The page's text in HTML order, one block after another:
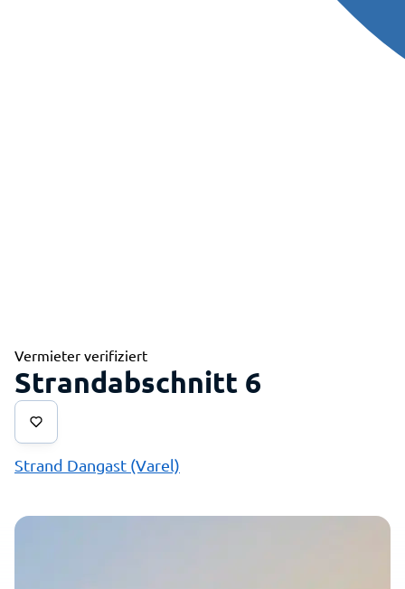
Vermieter verifiziert
Strandabschnitt 6
Strand Dangast (Varel)